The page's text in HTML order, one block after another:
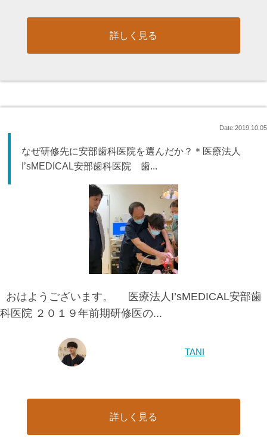
詳しく見る
Date:2019.10.05
なぜ研修先に安部歯科医院を選んだか？＊医療法人
I’sMEDICAL安部歯科医院 歯...
おはようございます。 医療法人I’sMEDICAL安部歯
科医院 ２０１９年前期研修医の...
TANI
詳しく見る